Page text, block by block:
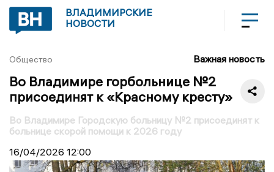
ВЛАДИМИРСКИЕ
НОВОСТИ
Общество Важная новость
Во Владимире горбольнице №2
присоединят к «Красному кресту»
Во Владимире Городскую больницу №2 присоединят к
больнице скорой помощи к 2026 году
16/04/2026 12:00